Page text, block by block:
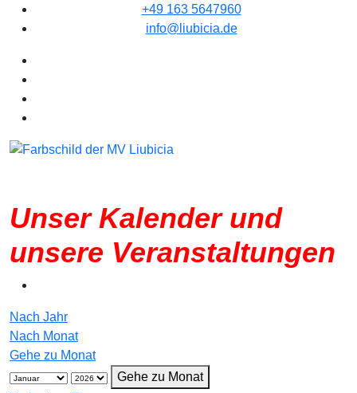
+49 163 5647960
info@liubicia.de
Unser Kalender und
unsere Veranstaltungen
Nach Jahr
Nach Monat
Gehe zu Monat
Gehe zu Monat